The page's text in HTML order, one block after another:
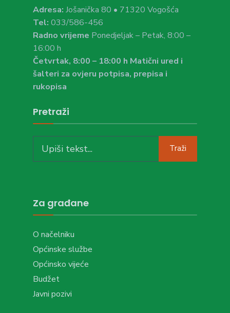
Adresa: Jošanička 80 • 71320 Vogošća
Tel: 033/586-456
Radno vrijeme Ponedjeljak – Petak, 8:00 –
16:00 h
Četvrtak, 8:00 – 18:00 h Matični ured i
šalteri za ovjeru potpisa, prepisa i
rukopisa
Pretraži
for:
Traži
Za građane
O načelniku
Općinske službe
Općinsko vijeće
Budžet
Javni pozivi